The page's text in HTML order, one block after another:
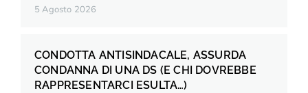
5 Agosto 2026
CONDOTTA ANTISINDACALE, ASSURDA
CONDANNA DI UNA DS (E CHI DOVREBBE
RAPPRESENTARCI ESULTA…)